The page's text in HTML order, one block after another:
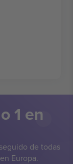
1 en
de todas
Europa.